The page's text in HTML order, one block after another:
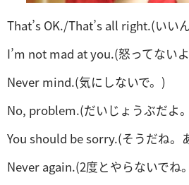
That’s OK./That’s all right.(いい
I’m not mad at you.(怒ってない
Never mind.(気にしないで。)
No, problem.(だいじょうぶだよ
You should be sorry.(そうだね。
Never again.(2度とやらないでね